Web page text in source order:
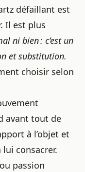
défaillant est
Il est plus
ni bien : c’est un
et substitution.
choisir selon
avant tout de
à l’objet et
consacrer.
passion